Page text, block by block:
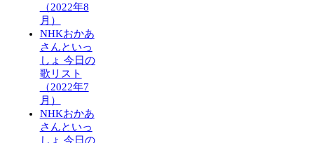
（2022年8
月）
NHKおかあ
さんといっ
しょ 今日の
歌リスト
（2022年7
月）
NHKおかあ
さんといっ
しょ 今日の